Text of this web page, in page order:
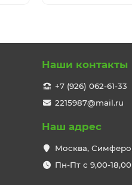
Наши контакты
+7 (926) 062-61-33
2215987@mail.ru
Наш адрес
Москва,
Пн-Пт с 9,00-18,00